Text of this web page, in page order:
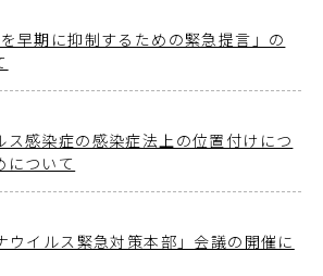
早期に抑制するための緊急提言」の
ス感染症の感染症法上の位置付けにつ
について
ウイルス緊急対策本部」会議の開催に